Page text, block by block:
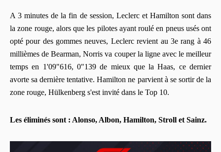
A 3 minutes de la fin de session, Leclerc et Hamilton sont dans
la zone rouge, alors que les pilotes ayant roulé en pneus usés ont
opté pour des gommes neuves, Leclerc revient au 3e rang à 46
millièmes de Bearman, Norris va couper la ligne avec le meilleur
temps en 1'09"616, 0"139 de mieux que la Haas, ce dernier
avorte sa dernière tentative. Hamilton ne parvient à se sortir de la
zone rouge, Hülkenberg s'est invité dans le Top 10.
Les éliminés sont : Alonso, Albon, Hamilton, Stroll et Sainz.